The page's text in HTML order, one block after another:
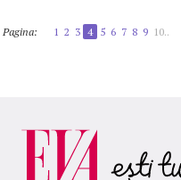
Pagina: 1 2 3 4 5 6 7 8 9 10..